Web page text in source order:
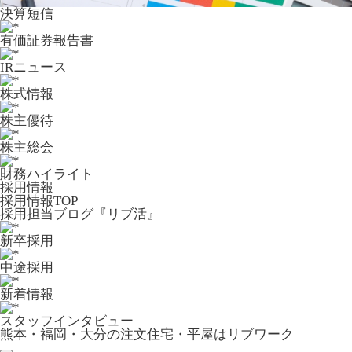
決算短信
有価証券報告書
IRニュース
株式情報
株主優待
株主総会
財務ハイライト
採用情報
採用情報TOP
採用担当ブログ『リブ活』
新卒採用
中途採用
新着情報
スタッフインタビュー
熊本・福岡・大分の注文住宅・平屋はリブワーク